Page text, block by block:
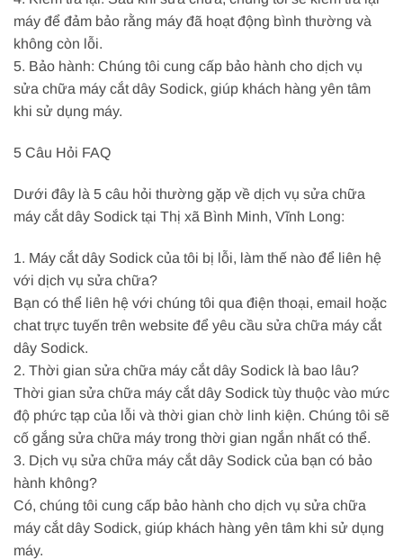
máy để đảm bảo rằng máy đã hoạt động bình thường và
không còn lỗi.
5. Bảo hành: Chúng tôi cung cấp bảo hành cho dịch vụ
sửa chữa máy cắt dây Sodick, giúp khách hàng yên tâm
khi sử dụng máy.
5 Câu Hỏi FAQ
Dưới đây là 5 câu hỏi thường gặp về dịch vụ sửa chữa
máy cắt dây Sodick tại Thị xã Bình Minh, Vĩnh Long:
1. Máy cắt dây Sodick của tôi bị lỗi, làm thế nào để liên hệ
với dịch vụ sửa chữa?
Bạn có thể liên hệ với chúng tôi qua điện thoại, email hoặc
chat trực tuyến trên website để yêu cầu sửa chữa máy cắt
dây Sodick.
2. Thời gian sửa chữa máy cắt dây Sodick là bao lâu?
Thời gian sửa chữa máy cắt dây Sodick tùy thuộc vào mức
độ phức tạp của lỗi và thời gian chờ linh kiện. Chúng tôi sẽ
cố gắng sửa chữa máy trong thời gian ngắn nhất có thể.
3. Dịch vụ sửa chữa máy cắt dây Sodick của bạn có bảo
hành không?
Có, chúng tôi cung cấp bảo hành cho dịch vụ sửa chữa
máy cắt dây Sodick, giúp khách hàng yên tâm khi sử dụng
máy.